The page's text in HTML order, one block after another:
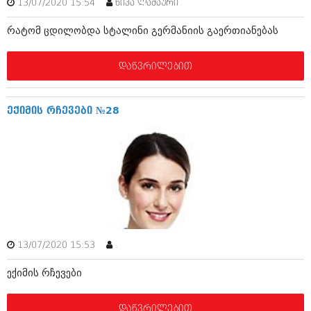
მარტი 2012 (259)
თებერვალი 2012 (376)
იანვარი 2012 (322)
ნოემბერი 2011 (471)
ოქტომბერი 2011 (754)
სექტემბერი 2011 (407)
აგვისტო 2011 (249)
ივნისი 2011 (438)
მაისი 2011 (415)
აპრილი 2011 (294)
მარტი 2011 (654)
თებერვალი 2011 (329)
იანვარი 2011 (647)
ნოემბერი 2010 (422)
ოქტომბერი 2010 (341)
სექტემბერი 2010 (449)
ივლისი 2010 (556)
13/07/2020 15:54 ნიკა ლაშაური
რატომ ცდილობდა სტალინი გერმანიის გაერთიანებას
დაწვრილებით
ექიმის რჩევები №28
13/07/2020 15:53 .
ექიმის რჩევები
დაწვრილებით